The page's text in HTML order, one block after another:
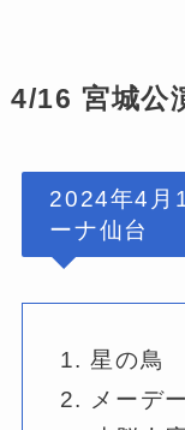
4/16 宮城公
2024年4月
ーナ仙台
星の鳥
メーデー